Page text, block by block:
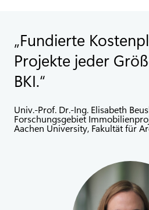
Fundierte
Projekte jeder
BKI.
Univ.-Prof. Dr.-Ing. Elisabeth
Forschungsgebiet
Aachen University, Fakultät für